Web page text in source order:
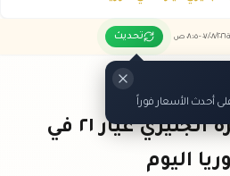
/٠٨/٢٠٢٦ - ٠٨:٠٥ ص تحديث
أحدث الأسعار فوراً
سعر نصف ليرة انجليزي عيار ٢١ في
اليوم